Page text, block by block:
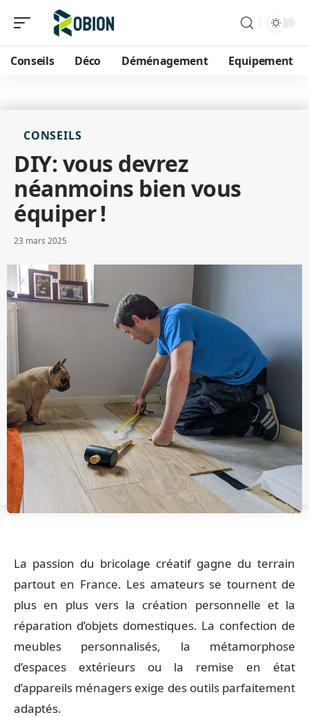
Conseils Déco Déménagement Equipement
CONSEILS
DIY: vous devrez
néanmoins bien vous
équiper !
23 mars 2025
La passion du bricolage créatif gagne du terrain
partout en France. Les amateurs se tournent de
plus en plus vers la création personnelle et la
réparation d’objets domestiques. La confection de
meubles personnalisés, la métamorphose
d’espaces extérieurs ou la remise en état
d’appareils ménagers exige des outils parfaitement
adaptés.